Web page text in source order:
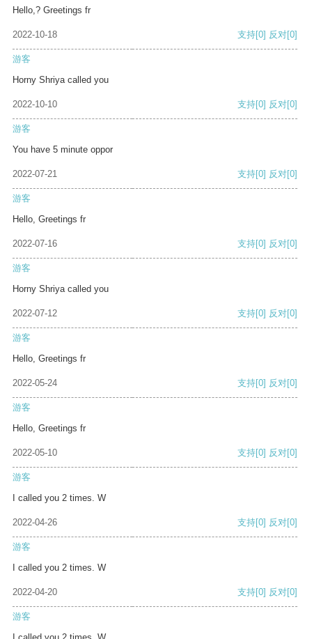
Hello,? Greetings fr
2022-10-18 支持[0] 反对[0]
游客
Horny Shriya called you
2022-10-10 支持[0] 反对[0]
游客
You have 5 minute oppor
2022-07-21 支持[0] 反对[0]
游客
Hello, Greetings fr
2022-07-16 支持[0] 反对[0]
游客
Horny Shriya called you
2022-07-12 支持[0] 反对[0]
游客
Hello, Greetings fr
2022-05-24 支持[0] 反对[0]
游客
Hello, Greetings fr
2022-05-10 支持[0] 反对[0]
游客
I called you 2 times. W
2022-04-26 支持[0] 反对[0]
游客
I called you 2 times. W
2022-04-20 支持[0] 反对[0]
游客